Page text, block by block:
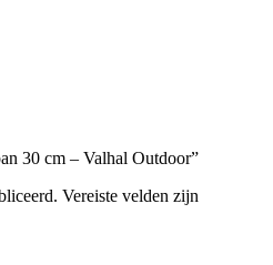
30 cm – Valhal Outdoor”
Vereiste velden zijn